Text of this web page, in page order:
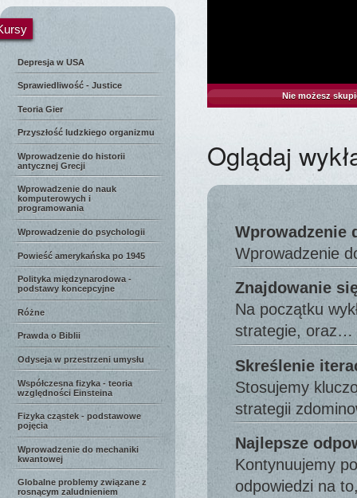
Depresja w USA
Sprawiedliwość - Justice
Teoria Gier
Przyszłość ludzkiego organizmu
Wprowadzenie do historii
antycznej Grecji
Wprowadzenie do nauk
komputerowych i
programowania
Wprowadzenie do psychologii
Powieść amerykańska po 1945
Polityka międzynarodowa -
podstawy koncepcyjne
Różne
Prawda o Biblii
Odyseja w przestrzeni umysłu
Współczesna fizyka - teoria
względności Einsteina
Fizyka cząstek - podstawowe
pojęcia
Wprowadzenie do mechaniki
kwantowej
Globalne problemy związane z
rosnącym zaludnieniem
Nie możesz
Oglądaj
Wprowadzenie
Wprowadzenie
Znajdowanie
Na początku
strategie, oraz…
Skreślenie
Stosujemy
strategii
Najlepsze
Kontynuujemy
odpowiedzi na